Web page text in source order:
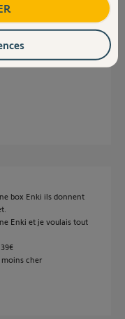
posé des modules
box Enki ils donnent
Enki et je voulais tout
cher